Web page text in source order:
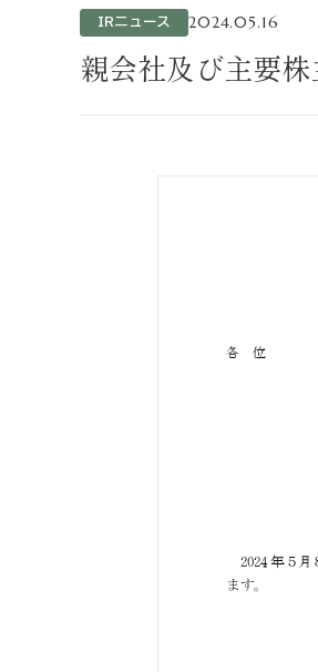
IRニュース 2024.05.16
親会社及び主要